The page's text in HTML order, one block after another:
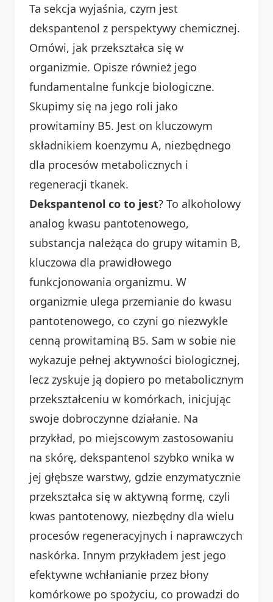
Ta sekcja wyjaśnia, czym jest
dekspantenol z perspektywy chemicznej.
Omówi, jak przekształca się w
organizmie. Opisze również jego
fundamentalne funkcje biologiczne.
Skupimy się na jego roli jako
prowitaminy B5. Jest on kluczowym
składnikiem koenzymu A, niezbędnego
dla procesów metabolicznych i
regeneracji tkanek.
Dekspantenol co to jest? To alkoholowy
analog kwasu pantotenowego,
substancja należąca do grupy witamin B,
kluczowa dla prawidłowego
funkcjonowania organizmu. W
organizmie ulega przemianie do kwasu
pantotenowego, co czyni go niezwykle
cenną prowitaminą B5. Sam w sobie nie
wykazuje pełnej aktywności biologicznej,
lecz zyskuje ją dopiero po metabolicznym
przekształceniu w komórkach, inicjując
swoje dobroczynne działanie. Na
przykład, po miejscowym zastosowaniu
na skórę, dekspantenol szybko wnika w
jej głębsze warstwy, gdzie enzymatycznie
przekształca się w aktywną formę, czyli
kwas pantotenowy, niezbędny dla wielu
procesów regeneracyjnych i naprawczych
naskórka. Innym przykładem jest jego
efektywne wchłanianie przez błony
komórkowe po spożyciu, co prowadzi do